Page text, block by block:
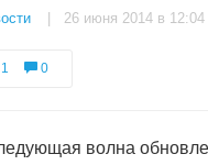
| 26 июня 2014 в 12:04
1 0
волна